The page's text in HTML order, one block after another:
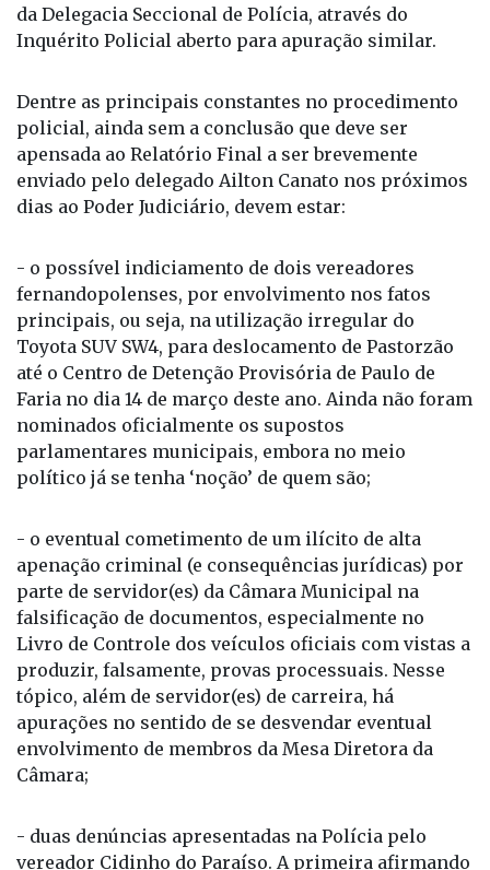
da Delegacia Seccional de Polícia, através do
Inquérito Policial aberto para apuração similar.
Dentre as principais constantes no procedimento
policial, ainda sem a conclusão que deve ser
apensada ao Relatório Final a ser brevemente
enviado pelo delegado Ailton Canato nos próximos
dias ao Poder Judiciário, devem estar:
- o possível indiciamento de dois vereadores
fernandopolenses, por envolvimento nos fatos
principais, ou seja, na utilização irregular do
Toyota SUV SW4, para deslocamento de Pastorzão
até o Centro de Detenção Provisória de Paulo de
Faria no dia 14 de março deste ano. Ainda não foram
nominados oficialmente os supostos
parlamentares municipais, embora no meio
político já se tenha ‘noção’ de quem são;
- o eventual cometimento de um ilícito de alta
apenação criminal (e consequências jurídicas) por
parte de servidor(es) da Câmara Municipal na
falsificação de documentos, especialmente no
Livro de Controle dos veículos oficiais com vistas a
produzir, falsamente, provas processuais. Nesse
tópico, além de servidor(es) de carreira, há
apurações no sentido de se desvendar eventual
envolvimento de membros da Mesa Diretora da
Câmara;
- duas denúncias apresentadas na Polícia pelo
vereador Cidinho do Paraíso. A primeira afirmando